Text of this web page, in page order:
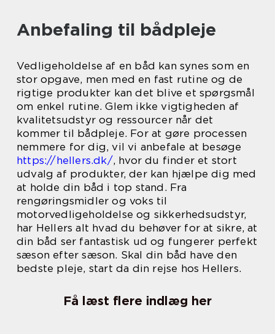
Anbefaling til bådpleje
Vedligeholdelse af en båd kan synes som en
stor opgave, men med en fast rutine og de
rigtige produkter kan det blive et spørgsmål
om enkel rutine. Glem ikke vigtigheden af
kvalitetsudstyr og ressourcer når det
kommer til bådpleje. For at gøre processen
nemmere for dig, vil vi anbefale at besøge
https://hellers.dk/, hvor du finder et stort
udvalg af produkter, der kan hjælpe dig med
at holde din båd i top stand. Fra
rengøringsmidler og voks til
motorvedligeholdelse og sikkerhedsudstyr,
har Hellers alt hvad du behøver for at sikre, at
din båd ser fantastisk ud og fungerer perfekt
sæson efter sæson. Skal din båd have den
bedste pleje, start da din rejse hos Hellers.
Få læst flere indlæg her